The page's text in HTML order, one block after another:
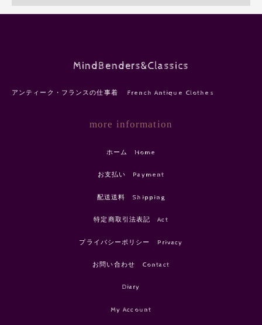
MindBenders&Classics
アンティーク・フランスの仕事着 French Antique Clothes
more information
ホーム Home
お支払い Payment
配送送料 Shipping
特定商取引法表記 Act
プライバシーポリシー Privacy
お問い合わせ Contact
Diary
My Account